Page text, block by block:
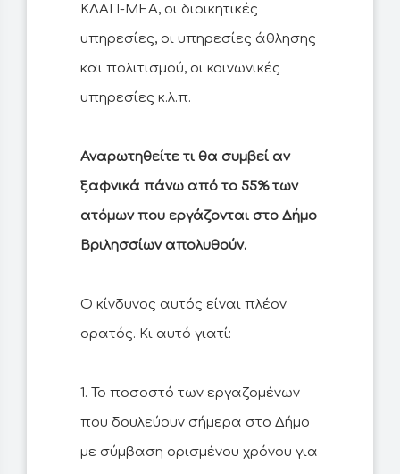
ΚΔΑΠ-ΜΕΑ, οι διοικητικές
υπηρεσίες, οι υπηρεσίες άθλησης
και πολιτισμού, οι κοινωνικές
υπηρεσίες κ.λ.π.
Αναρωτηθείτε τι θα συμβεί αν
ξαφνικά πάνω από το 55% των
ατόμων που εργάζονται στο Δήμο
Βριλησσίων απολυθούν.
Ο κίνδυνος αυτός είναι πλέον
ορατός. Κι αυτό γιατί:
1. Το ποσοστό των εργαζομένων
που δουλεύουν σήμερα στο Δήμο
με σύμβαση ορισμένου χρόνου για